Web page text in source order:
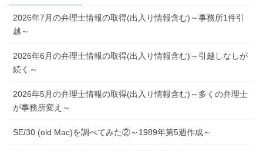
2026年7月の弁理士情報の取得(出入り情報含む)～事務所1件引
越～
2026年6月の弁理士情報の取得(出入り情報含む)～引越しなしが
続く～
2026年5月の弁理士情報の取得(出入り情報含む)～多くの弁理士
が事務所変え～
SE/30 (old Mac)を調べてみた②～1989年第5週作成～